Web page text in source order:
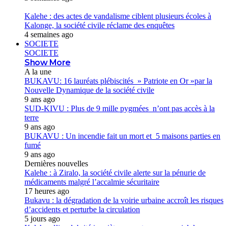
Kalehe : des actes de vandalisme ciblent plusieurs écoles à
Kalonge, la société civile réclame des enquêtes
4 semaines ago
SOCIETE
SOCIETE
Show More
A la une
BUKAVU: 16 lauréats plébiscités » Patriote en Or »par la
Nouvelle Dynamique de la société civile
9 ans ago
SUD-KIVU : Plus de 9 mille pygmées n’ont pas accès à la
terre
9 ans ago
BUKAVU : Un incendie fait un mort et 5 maisons parties en
fumé
9 ans ago
Dernières nouvelles
Kalehe : à Ziralo, la société civile alerte sur la pénurie de
médicaments malgré l’accalmie sécuritaire
17 heures ago
Bukavu : la dégradation de la voirie urbaine accroît les risques
d’accidents et perturbe la circulation
5 jours ago